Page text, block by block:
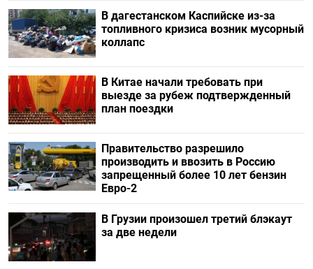
В дагестанском Каспийске из-за
топливного кризиса возник мусорный
коллапс
В Китае начали требовать при
выезде за рубеж подтвержденный
план поездки
Правительство разрешило
производить и ввозить в Россию
запрещенный более 10 лет бензин
Евро-2
В Грузии произошел третий блэкаут
за две недели